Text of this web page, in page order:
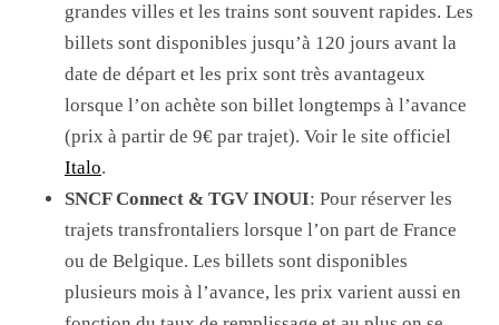
grandes villes et les trains sont souvent rapides. Les
billets sont disponibles jusqu’à 120 jours avant la
date de départ et les prix sont très avantageux
lorsque l’on achète son billet longtemps à l’avance
(prix à partir de 9€ par trajet). Voir le site officiel
Italo.
SNCF Connect & TGV INOUI: Pour réserver les
trajets transfrontaliers lorsque l’on part de France
ou de Belgique. Les billets sont disponibles
plusieurs mois à l’avance, les prix varient aussi en